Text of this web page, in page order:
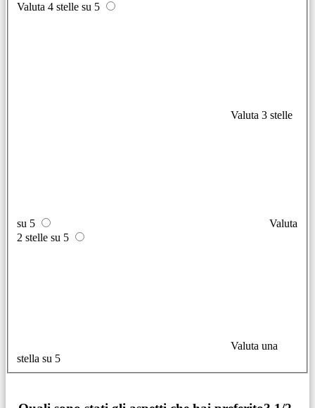
Valuta 4 stelle su 5
Valuta 3 stelle
su 5
Valuta
2 stelle su 5
Valuta una
stella su 5